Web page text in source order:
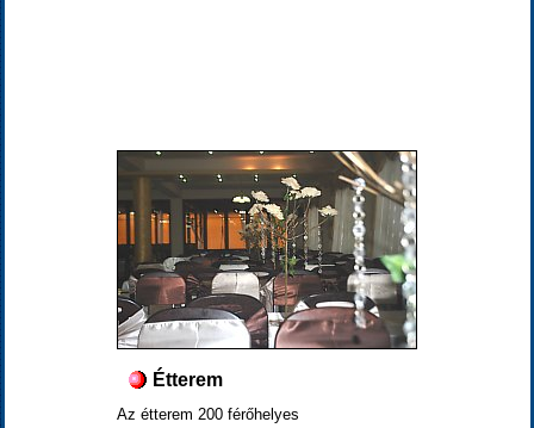
Étterem
Az étterem 200 férőhelyes